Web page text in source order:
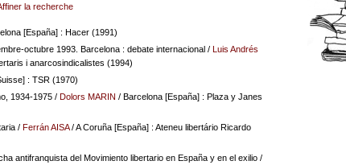
la recherche
[España] : Hacer (1991)
octubre 1993. Barcelona : debate internacional/ Luis Andrés
i anarcosindicalistes (1994)
: TSR (1970)
1934-1975/ Dolors MARIN / Barcelona [España] : Plaza y Janes
/ Ferrán AISA/ A Coruña [España] : Ateneu libertário Ricardo
antifranquista del Movimiento libertario en España y en el exilio/